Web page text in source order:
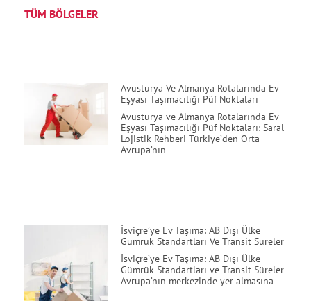
TÜM BÖLGELER
Avusturya Ve Almanya Rotalarında Ev
Eşyası Taşımacılığı Püf Noktaları
Avusturya ve Almanya Rotalarında Ev
Eşyası Taşımacılığı Püf Noktaları: Saral
Lojistik Rehberi Türkiye’den Orta
Avrupa’nın
İsviçre’ye Ev Taşıma: AB Dışı Ülke
Gümrük Standartları Ve Transit Süreler
İsviçre’ye Ev Taşıma: AB Dışı Ülke
Gümrük Standartları ve Transit Süreler
Avrupa’nın merkezinde yer almasına